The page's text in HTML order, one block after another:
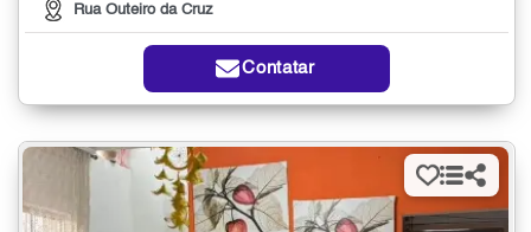
Rua Outeiro da Cruz
Contatar